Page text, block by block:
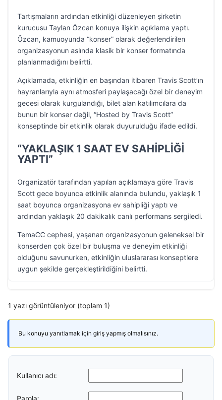
Tartışmaların ardından etkinliği düzenleyen şirketin
kurucusu Taylan Özcan konuya ilişkin açıklama yaptı.
Özcan, kamuoyunda “konser” olarak değerlendirilen
organizasyonun aslında klasik bir konser formatında
planlanmadığını belirtti.
Açıklamada, etkinliğin en başından itibaren Travis Scott’ın
hayranlarıyla aynı atmosferi paylaşacağı özel bir deneyim
gecesi olarak kurgulandığı, bilet alan katılımcılara da
bunun bir konser değil, “Hosted by Travis Scott”
konseptinde bir etkinlik olarak duyurulduğu ifade edildi.
“YAKLAŞIK 1 SAAT EV SAHİPLİĞİ
YAPTI”
Organizatör tarafından yapılan açıklamaya göre Travis
Scott gece boyunca etkinlik alanında bulundu, yaklaşık 1
saat boyunca organizasyona ev sahipliği yaptı ve
ardından yaklaşık 20 dakikalık canlı performans sergiledi.
TemaCC cephesi, yaşanan organizasyonun geleneksel bir
konserden çok özel bir buluşma ve deneyim etkinliği
olduğunu savunurken, etkinliğin uluslararası konseptlere
uygun şekilde gerçekleştirildiğini belirtti.
1 yazı görüntüleniyor (toplam 1)
Bu konuyu yanıtlamak için giriş yapmış olmalısınız.
Kullanıcı adı:
Parola: